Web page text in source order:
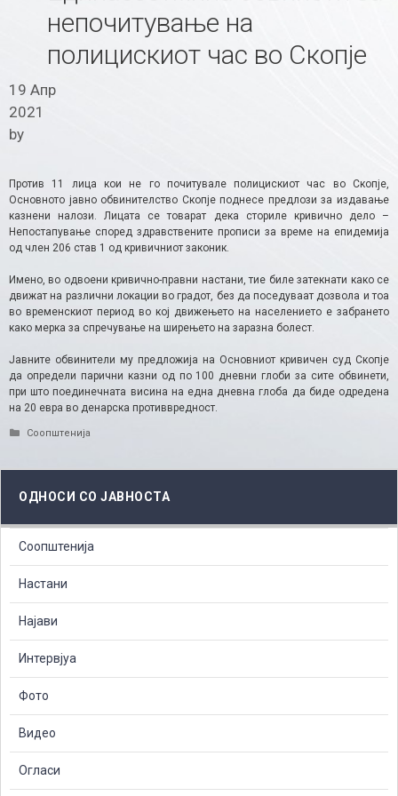
непочитување на
полицискиот час во Скопје
19 Апр
2021
by
Против 11 лица кои не го почитувале полицискиот час во Скопје,
Основното јавно обвинителство Скопје поднесе предлози за издавање
казнени налози. Лицата се товарат дека сториле кривично дело –
Непостапување според здравствените прописи за време на епидемија
од член 206 став 1 од кривичниот законик.
Имено, во одвоени кривично-правни настани, тие биле затекнати како се
движат на различни локации во градот, без да поседуваат дозвола и тоа
во временскиот период во кој движењето на населението е забрането
како мерка за спречување на ширењето на заразна болест.
Јавните обвинители му предложија на Основниот кривичен суд Скопје
да определи парични казни од по 100 дневни глоби за сите обвинети,
при што поединечната висина на една дневна глоба да биде одредена
на 20 евра во денарска противвредност.
Categories
Соопштенија
ОДНОСИ СО ЈАВНОСТА
Соопштенија
Настани
Најави
Интервјуа
Фото
Видео
Огласи